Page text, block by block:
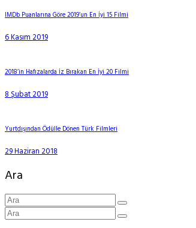
IMDb Puanlarına Göre 2019’un En İyi 15 Filmi
6 Kasım 2019
2018’in Hafızalarda İz Bırakan En İyi 20 Filmi
8 Şubat 2019
Yurtdışından Ödülle Dönen Türk Filmleri
29 Haziran 2018
Ara